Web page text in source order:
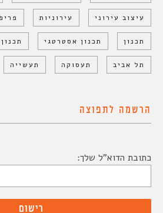
עיצוב עירוני עירוניות
תכנון תכנון אסטרטגי
תל אביב תעסוקה תעשייה
הרשמה לתפוצה
כתובת הדוא"ל שלך: